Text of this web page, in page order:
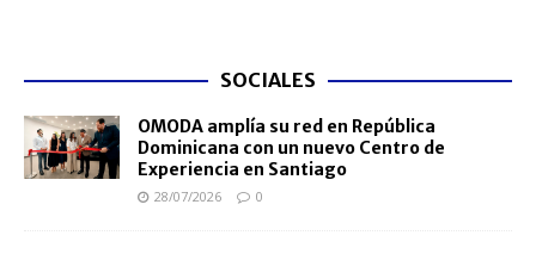
SOCIALES
OMODA amplía su red en República
Dominicana con un nuevo Centro de
Experiencia en Santiago
28/07/2026 0